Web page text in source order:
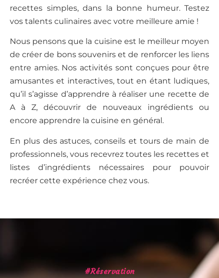
recettes simples, dans la bonne humeur. Testez
vos talents culinaires avec votre meilleure amie !
Nous pensons que la cuisine est le meilleur moyen
de créer de bons souvenirs et de renforcer les liens
entre amies. Nos activités sont conçues pour être
amusantes et interactives, tout en étant ludiques,
qu’il s’agisse d’apprendre à réaliser une recette de
A à Z, découvrir de nouveaux ingrédients ou
encore apprendre la cuisine en général.
En plus des astuces, conseils et tours de main de
professionnels, vous recevrez toutes les recettes et
listes d’ingrédients nécessaires pour pouvoir
recréer cette expérience chez vous.
#Réservation